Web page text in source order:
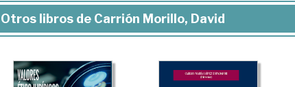
Otros libros de Carrión Morillo, David